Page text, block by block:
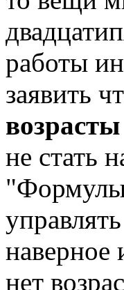
работы
заявить
не стать
наверное
нет